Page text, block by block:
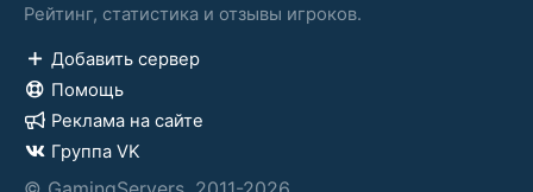
Рейтинг, статистика и отзывы игроков.
Добавить сервер
Помощь
Реклама на сайте
Группа VK